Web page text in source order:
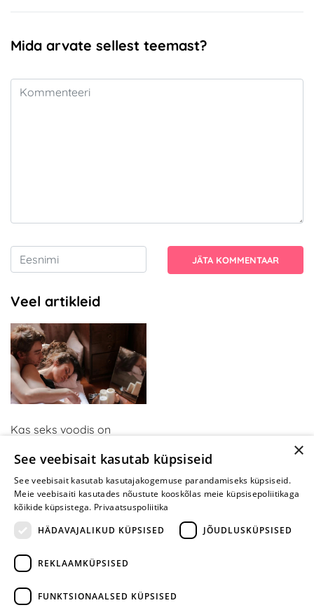
Mida arvate sellest teemast?
JÄTA KOMMENTAAR
Veel artikleid
Kas seks voodis on
olete neid mänge
proovinud, mõtlete teisiti
×
See veebisait kasutab küpsiseid
See veebisait kasutab kasutajakogemuse parandamiseks küpsiseid.
Meie veebisaiti kasutades nõustute kooskõlas meie küpsisepoliitikaga
kõikide küpsistega. Privaatsuspoliitika
HÄDAVAJALIKUD KÜPSISED
JÕUDLUSKÜPSISED
REKLAAMKÜPSISED
FUNKTSIONAALSED KÜPSISED